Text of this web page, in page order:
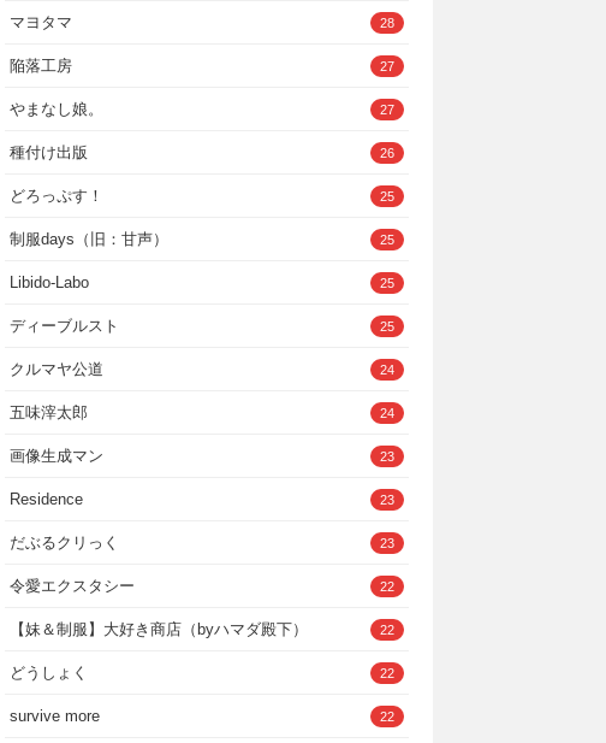
マヨタマ 28
陥落工房 27
やまなし娘。 27
種付け出版 26
どろっぷす！ 25
制服days（旧：甘声） 25
Libido-Labo 25
ディーブルスト 25
クルマヤ公道 24
五味滓太郎 24
画像生成マン 23
Residence 23
だぶるクリっく 23
令愛エクスタシー 22
【妹＆制服】大好き商店（byハマダ殿下） 22
どうしょく 22
survive more 22